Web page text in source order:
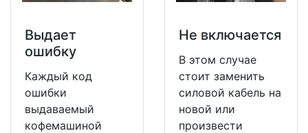
Выдает
ошибку
Каждый код
ошибки
выдаваемый
кофемашиной
Не включается
В этом случае
стоит заменить
силовой кабель на
новой или
произвести